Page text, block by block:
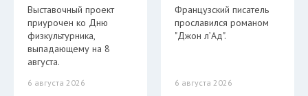
Выставочный проект
приурочен ко Дню
физкультурника,
выпадающему на 8
августа.
6 августа 2026
Французский писатель
прославился романом
"Джон л’Ад".
6 августа 2026